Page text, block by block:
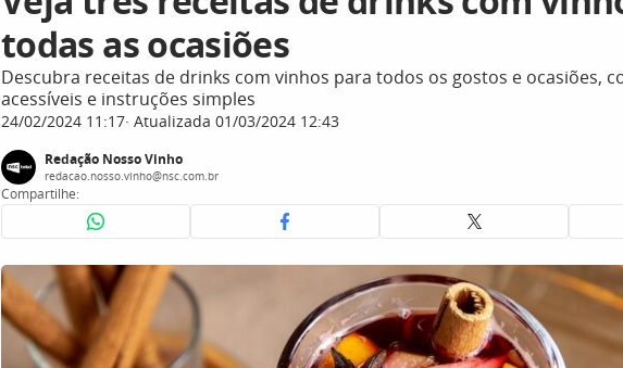
todas as ocasiões
Descubra receitas de drinks com vinhos para todos os gostos e ocasiões,
acessíveis e instruções simples
24/02/2024 11:17 Atualizada 01/03/2024 12:43
Redação Nosso Vinho
redacao.nosso.vinho@nsc.com.br
Compartilhe: